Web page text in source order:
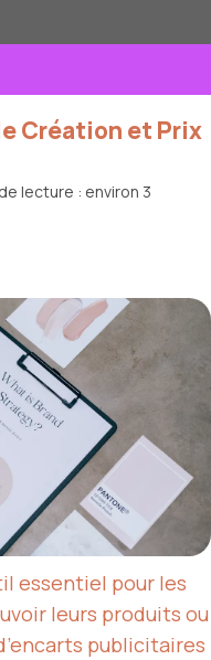
Création et Prix
lecture : environ 3
essentiel pour les
leurs produits ou
publicitaires